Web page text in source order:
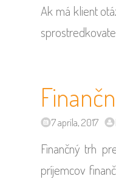
Ak má klient
7 apríla, 2017
Finančný trh
príjemcov